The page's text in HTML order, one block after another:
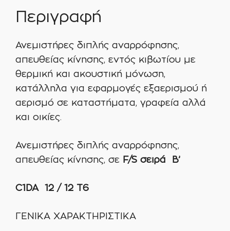
Περιγραφή
Ανεμιστήρες διπλής αναρρόφησης,
απευθείας κίνησης, εντός κιβωτίου με
θερμική και ακουστική μόνωση,
κατάλληλα για εφαρμογές εξαερισμού ή
αερισμό σε καταστήματα, γραφεία αλλά
και οικίες.
Ανεμιστήρες διπλής αναρρόφησης,
απευθείας κίνησης, σε F/S σειρά Β’
C1DA 12 / 12 T6
ΓΕΝΙΚΑ ΧΑΡΑΚΤΗΡΙΣΤΙΚΑ